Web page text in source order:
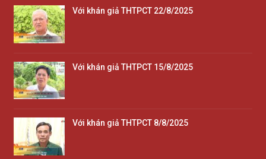
Với khán giả THTPCT 22/8/2025
Với khán giả THTPCT 15/8/2025
Với khán giả THTPCT 8/8/2025